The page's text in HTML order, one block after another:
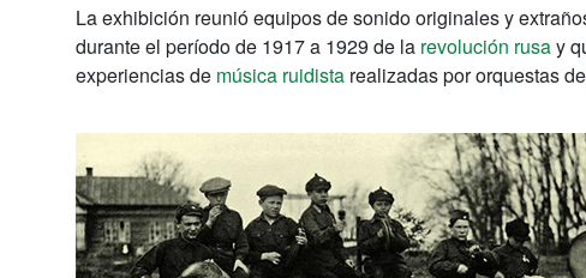
La exhibición reunió equipos de sonido originales y
durante el período de 1917 a 1929 de la revolución rusay
experiencias de música ruidista realizadas por orquestas de